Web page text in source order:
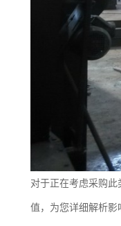
对于正在考虑采购
值，为您详细解析